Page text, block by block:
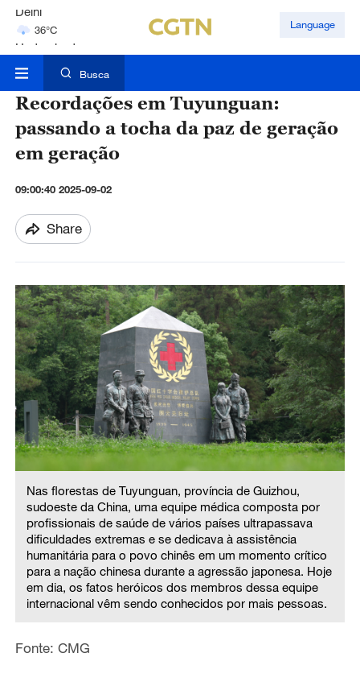
Hyderabad
42°C
Mumbai
Language
Busca
Recordações em Tuyunguan:
passando a tocha da paz de geração
em geração
09:00:40 2025-09-02
Share
Nas florestas de Tuyunguan, província de Guizhou,
sudoeste da China, uma equipe médica composta por
profissionais de saúde de vários países ultrapassava
dificuldades extremas e se dedicava à assistência
humanitária para o povo chinês em um momento crítico
para a nação chinesa durante a agressão japonesa. Hoje
em dia, os fatos heróicos dos membros dessa equipe
internacional vêm sendo conhecidos por mais pessoas.
Fonte: CMG